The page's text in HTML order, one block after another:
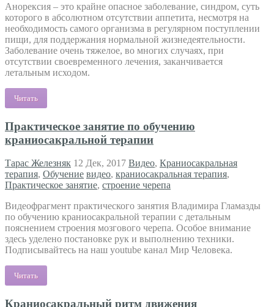
Анорексия – это крайне опасное заболевание, синдром, суть
которого в абсолютном отсутствии аппетита, несмотря на
необходимость самого организма в регулярном поступлении
пищи, для поддержания нормальной жизнедеятельности.
Заболевание очень тяжелое, во многих случаях, при
отсутствии своевременного лечения, заканчивается
летальным исходом.
Читать
Практическое занятие по обучению
краниосакральной терапии
Тарас Железняк 12 Дек, 2017 Видео, Краниосакральная
терапия, Обучение видео, краниосакральная терапия,
Практическое занятие, строение черепа
Видеофрагмент практического занятия Владимира Гламазды
по обучению краниосакральной терапии с детальным
пояснением строения мозгового черепа. Особое внимание
здесь уделено постановке рук и выполнению техники.
Подписывайтесь на наш youtube канал Мир Человека.
Читать
Краниосакральный ритм движения